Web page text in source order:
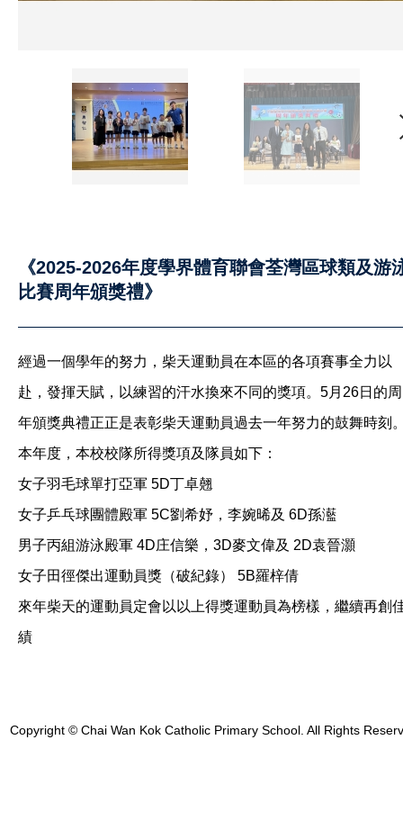
《2025-2026年度學界體育聯會荃灣區球類及游
比賽周年頒獎禮》
經過一個學年的努力，柴天運動員在本區的各項賽事全力以
赴，發揮天賦，以練習的汗水換來不同的獎項。5月26日的周
年頒獎典禮正正是表彰柴天運動員過去一年努力的鼓舞時刻
本年度，本校校隊所得獎項及隊員如下：
女子羽毛球單打亞軍 5D丁卓翹
女子乒乓球團體殿軍 5C劉希妤，李婉晞及 6D孫灆
男子丙組游泳殿軍 4D庄信樂，3D麥文偉及 2D袁晉灝
女子田徑傑出運動員獎（破紀錄） 5B羅梓倩
來年柴天的運動員定會以以上得獎運動員為榜樣，繼續再創
績
Copyright © Chai Wan Kok Catholic Primary School. All Rights